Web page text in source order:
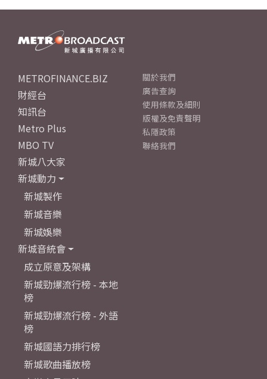
METROFINANCE.BIZ
財經台
知訊台
Metro Plus
MBO TV
新城八大家
新城動力
新城製作
新城音樂
新城娛樂
新城音統會
成立原意及架構
新城勁爆流行榜 - 本地
榜
新城勁爆流行榜 - 外語
榜
新城國語力排行榜
新城歌曲播放榜
關於我們
廣告查詢
使用條款及細則
版權及免責聲明
私隱政策
聯絡我們